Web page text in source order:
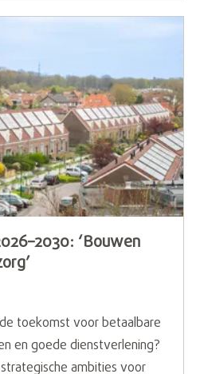
‘Bouwen
toekomst voor betaalbare
en goede dienstverlening?
ambities voor